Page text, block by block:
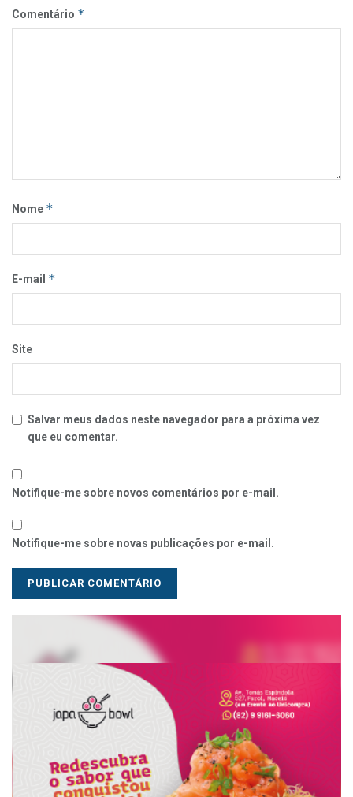
Comentário *
Nome *
E-mail *
Site
Salvar meus dados neste navegador para a próxima vez
que eu comentar.
Notifique-me sobre novos comentários por e-mail.
Notifique-me sobre novas publicações por e-mail.